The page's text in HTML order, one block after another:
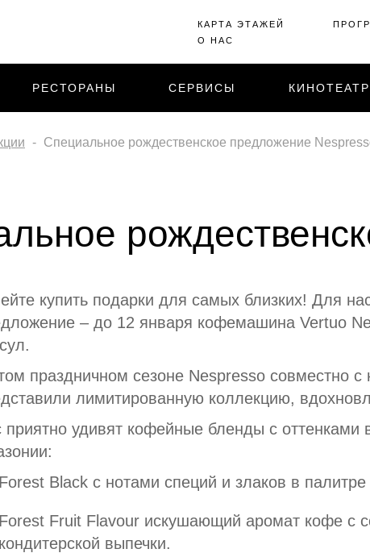
КАРТА ЭТАЖЕЙ
О НАС
РЕСТОРАНЫ СЕРВИСЫ КИНОТЕАТР
Специальное рождественское предложение
купить подарки для самых близких! Для
– до 12 января кофемашина Vertuo
праздничном сезоне Nespresso совместно
лимитированную коллекцию,
приятно удивят кофейные бленды с оттенками
Forest Black c нотами специй и злаков в
Forest Fruit Flavour искушающий аромат кофе c
кондитерской выпечки.